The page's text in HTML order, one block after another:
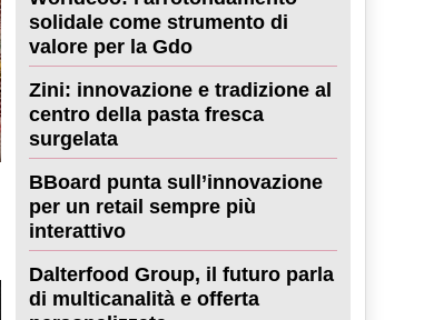
solidale come strumento di
valore per la Gdo
Zini: innovazione e tradizione al
centro della pasta fresca
surgelata
BBoard punta sull’innovazione
per un retail sempre più
interattivo
Dalterfood Group, il futuro parla
di multicanalità e offerta